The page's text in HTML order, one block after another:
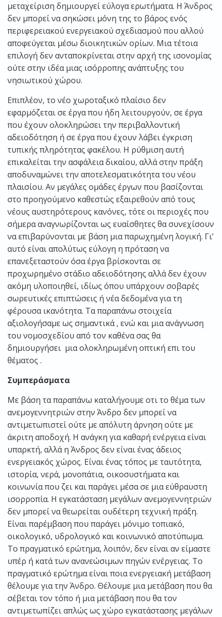
μεταχείριση δημιουργεί εύλογα ερωτήματα. Η Άνδρος
δεν μπορεί να σηκώσει μόνη της το βάρος ενός
περιφερειακού ενεργειακού σχεδιασμού που αλλού
αποφεύγεται μέσω διοικητικών ορίων. Μια τέτοια
επιλογή δεν ανταποκρίνεται στην αρχή της ισονομίας
ούτε στην ιδέα μιας ισόρροπης ανάπτυξης του
νησιωτικού χώρου.
Επιπλέον, το νέο χωροταξικό πλαίσιο δεν
εφαρμόζεται σε έργα που ήδη λειτουργούν, σε έργα
που έχουν ολοκληρώσει την περιβαλλοντική
αδειοδότηση ή σε έργα που έχουν λάβει έγκριση
τυπικής πληρότητας φακέλου. Η ρύθμιση αυτή
επικαλείται την ασφάλεια δικαίου, αλλά στην πράξη
αποδυναμώνει την αποτελεσματικότητα του νέου
πλαισίου. Αν μεγάλες ομάδες έργων που βασίζονται
στο προηγούμενο καθεστώς εξαιρεθούν από τους
νέους αυστηρότερους κανόνες, τότε οι περιοχές που
σήμερα αναγνωρίζονται ως ευαίσθητες θα συνεχίσουν
να επιβαρύνονται με βάση μια παρωχημένη λογική. Γι’
αυτό είναι απολύτως εύλογη η πρόταση να
επανεξεταστούν όσα έργα βρίσκονται σε
προχωρημένο στάδιο αδειοδότησης αλλά δεν έχουν
ακόμη υλοποιηθεί, ιδίως όπου υπάρχουν σοβαρές
σωρευτικές επιπτώσεις ή νέα δεδομένα για τη
φέρουσα ικανότητα. Τα παραπάνω στοιχεία
αξιολογήσαμε ως σημαντικά , ενώ και μια ανάγνωση
του νομοσχεδίου από τον καθένα σας θα
δημιουργήσει μια ολοκληρωμένη οπτική επι του
θέματος .
Συμπεράσματα
Με βάση τα παραπάνω καταλήγουμε οτι το θέμα των
ανεμογεννητριών στην Άνδρο δεν μπορεί να
αντιμετωπιστεί ούτε με απόλυτη άρνηση ούτε με
άκριτη αποδοχή. Η ανάγκη για καθαρή ενέργεια είναι
υπαρκτή, αλλά η Άνδρος δεν είναι ένας άδειος
ενεργειακός χώρος. Είναι ένας τόπος με ταυτότητα,
ιστορία, νερά, μονοπάτια, οικοσυστήματα και
κοινωνία που ζει και παράγει μέσα σε μια εύθραυστη
ισορροπία. Η εγκατάσταση μεγάλων ανεμογεννητριών
δεν μπορεί να θεωρείται ουδέτερη τεχνική πράξη.
Είναι παρέμβαση που παράγει μόνιμο τοπιακό,
οικολογικό, υδρολογικό και κοινωνικό αποτύπωμα.
Το πραγματικό ερώτημα, λοιπόν, δεν είναι αν είμαστε
υπέρ ή κατά των ανανεώσιμων πηγών ενέργειας. Το
πραγματικό ερώτημα είναι ποια ενεργειακή μετάβαση
θέλουμε για την Άνδρο. Θέλουμε μια μετάβαση που θα
σέβεται τον τόπο ή μια μετάβαση που θα τον
αντιμετωπίζει απλώς ως χώρο εγκατάστασης μεγάλων